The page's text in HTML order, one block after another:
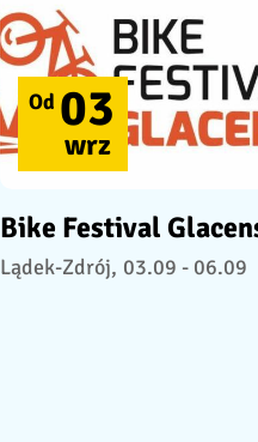
Od 03
wrz
Bike Festival
Lądek-Zdrój, 03.09 - 06.09